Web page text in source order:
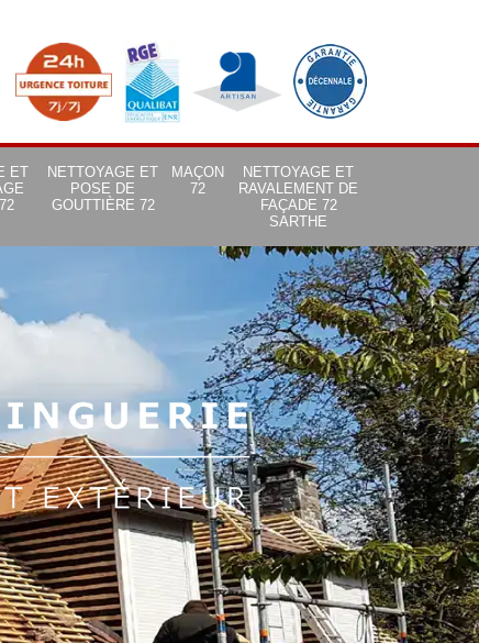
ET
NETTOYAGE ET
POSE DE
GOUTTIÈRE 72
MAÇON
72
NETTOYAGE ET
RAVALEMENT DE
FAÇADE 72
SARTHE